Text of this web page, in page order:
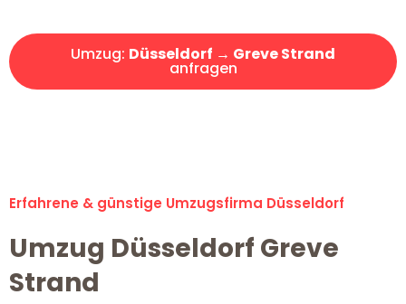
Umzug: Düsseldorf → Greve Strand
anfragen
Erfahrene & günstige Umzugsfirma Düsseldorf
Umzug Düsseldorf Greve
Strand